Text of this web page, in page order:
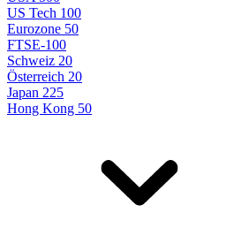
US Tech 100
Eurozone 50
FTSE-100
Schweiz 20
Österreich 20
Japan 225
Hong Kong 50